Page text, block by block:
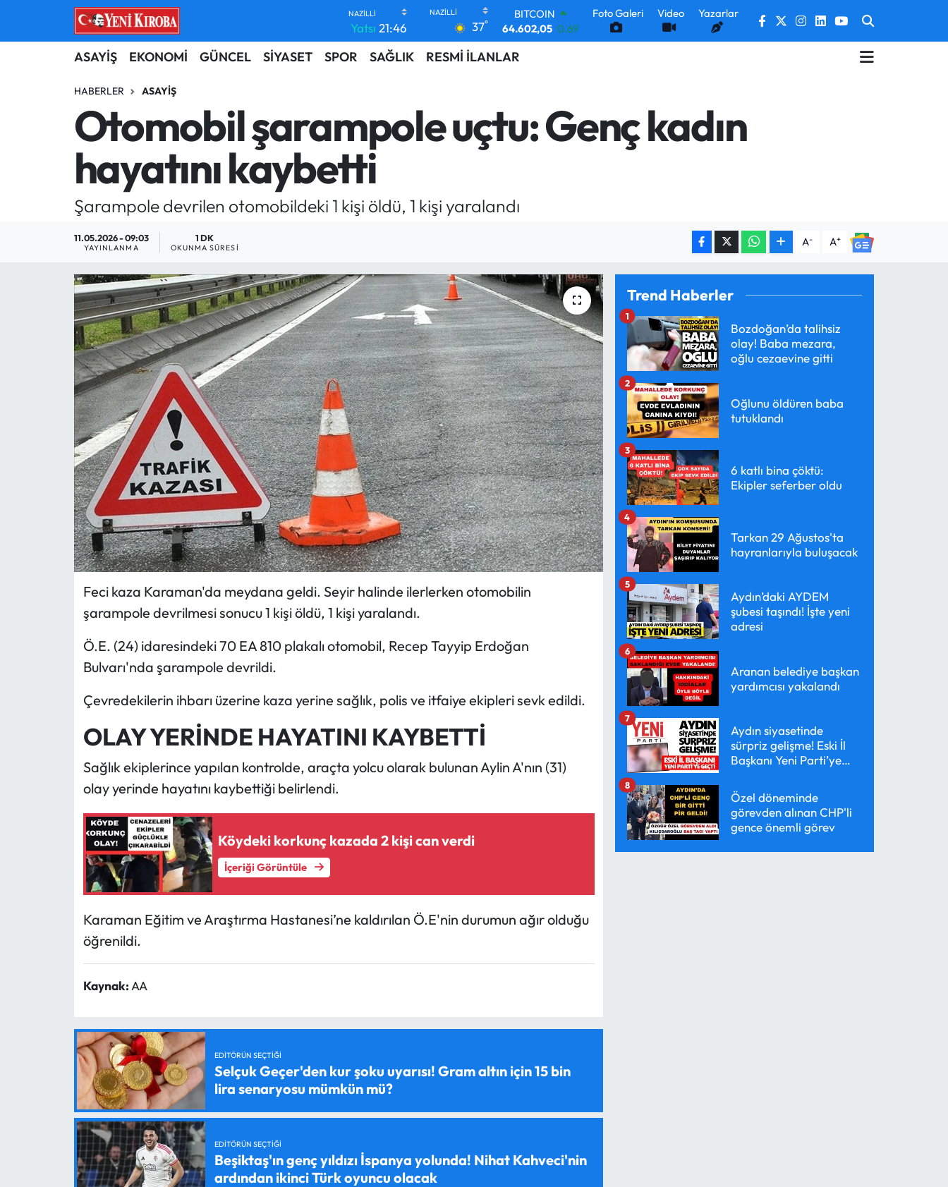
Yatsı 21:46 37°
BITCOIN
64.602,05 0.69
DOLAR
47,6006
0.2
GRAM ALTIN
6513.94
0.32
Foto Galeri Video Yazarlar
ASAYİŞ EKONOMİ GÜNCEL SİYASET SPOR SAĞLIK RESMİ İLANLAR
HABERLER ASAYIŞ
Otomobil şarampole uçtu: Genç kadın
hayatını kaybetti
Şarampole devrilen otomobildeki 1 kişi öldü, 1 kişi yaralandı
11.05.2026 - 09:03
YAYINLANMA
1 DK
OKUNMA SÜRESI A- A+
Feci kaza Karaman'da meydana geldi. Seyir halinde ilerlerken otomobilin
şarampole devrilmesi sonucu 1 kişi öldü, 1 kişi yaralandı.
Ö.E. (24) idaresindeki 70 EA 810 plakalı otomobil, Recep Tayyip Erdoğan
Bulvarı'nda şarampole devrildi.
Çevredekilerin ihbarı üzerine kaza yerine sağlık, polis ve itfaiye ekipleri sevk edildi.
OLAY YERİNDE HAYATINI KAYBETTİ
Sağlık ekiplerince yapılan kontrolde, araçta yolcu olarak bulunan Aylin A'nın (31)
olay yerinde hayatını kaybettiği belirlendi.
Köydeki korkunç kazada 2 kişi can verdi
İçeriği Görüntüle
Karaman Eğitim ve Araştırma Hastanesi’ne kaldırılan Ö.E'nin durumun ağır olduğu
öğrenildi.
Kaynak:AA
EDITÖRÜN SEÇTIĞI
Selçuk Geçer'den kur şoku uyarısı! Gram altın için 15 bin
lira senaryosu mümkün mü?
EDITÖRÜN SEÇTIĞI
Beşiktaş'ın genç yıldızı İspanya yolunda! Nihat Kahveci'nin
ardından ikinci Türk oyuncu olacak
Trend Haberler
Bozdoğan’da talihsiz
olay! Baba mezara,
oğlu cezaevine gitti
1
Oğlunu öldüren baba
tutuklandı
2
6 katlı bina çöktü:
Ekipler seferber oldu
3
Tarkan 29 Ağustos'ta
hayranlarıyla buluşacak
4
Aydın’daki AYDEM
şubesi taşındı! İşte yeni
adresi
5
Aranan belediye başkan
yardımcısı yakalandı
6
Aydın siyasetinde
sürpriz gelişme! Eski İl
Başkanı Yeni Parti’ye
7
Özel döneminde
görevden alınan CHP'li
gence önemli görev
8
ASAYİŞ
BİLİM-TEKNOLOJİ
ÇEVRE
EĞİTİM
EKONOMİ
GÜNDEM
MAGAZİN
SAĞLIK
SİYASET
TARIM
TURİZM
YAŞAM
RESMİ İLANLAR
Aydın Nöbetçi Eczaneler
Aydın Hava Durumu
Aydin Namaz Vakitleri
Aydın Trafik Yoğunluk Haritası
Süper Lig Puan Durumu ve Fikstür
Tüm Manşetler
Haber Arşivi